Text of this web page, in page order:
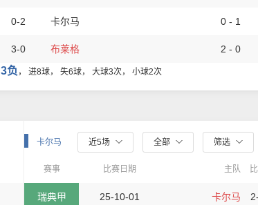
0-2 卡尔马 0 - 1
3-0 布莱格 2 - 0
3负 ， 进8球， 失6球， 大球3次， 小球2次
卡尔马 近5场 全部 筛选
赛事 比赛日期 主队
瑞典甲 25-10-01 卡尔马